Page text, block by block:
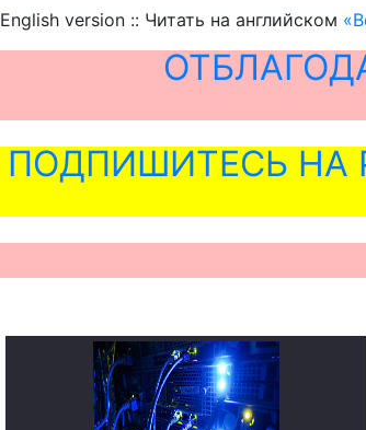
English version :: Читать на английском
ПОДПИШИТЕСЬ НА